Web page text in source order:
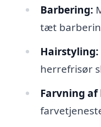
Barbering:
tæt
Hairstyling:
herrefrisør
Farvning af